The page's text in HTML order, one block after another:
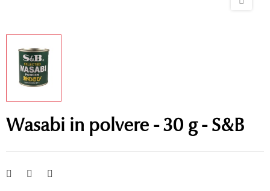
Wasabi in polvere - 30 g - S&B